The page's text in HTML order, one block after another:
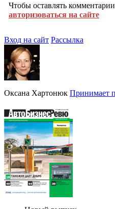
Чтобы оставлять
авторизоваться на сайте
Вход на сайт Рассылка
Оксана Хартонюк Принимает